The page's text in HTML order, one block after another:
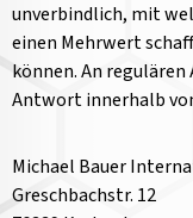
unverbindlich, mit
einen Mehrwert
können. An
Antwort innerhalb
Michael Bauer
Greschbachstr. 12